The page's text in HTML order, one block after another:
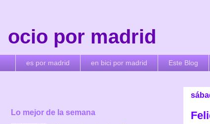
ocio por madrid
es por madrid en bici por madrid Este Blog
Lo mejor de la semana